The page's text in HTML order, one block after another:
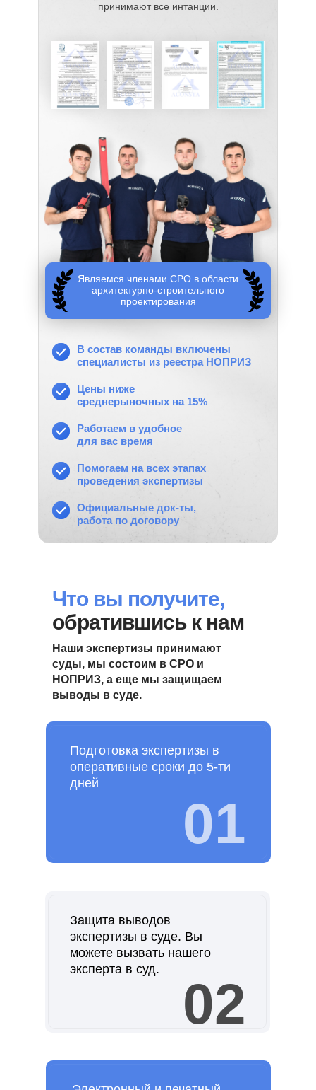
В состав команды включены
специалисты из реестра НОПРИЗ
Цены ниже
среднерыночных на 15%
Официальные док-ты,
работа по договору
Помогаем на всех этапах
проведения экспертизы
Работаем в удобное
для вас время
Являемся членами СРО в области
архитектурно-строительного
проектирования
принимают все интанции.
Защита выводов
экспертизы в суде. Вы
можете вызвать нашего
эксперта в суд.
Наши экспертизы принимают
суды, мы состоим в СРО и
НОПРИЗ, а еще мы защищаем
выводы в суде.
01
Подготовка экспертизы в
оперативные сроки до 5-ти
дней
02
Что вы получите,
обратившись к нам